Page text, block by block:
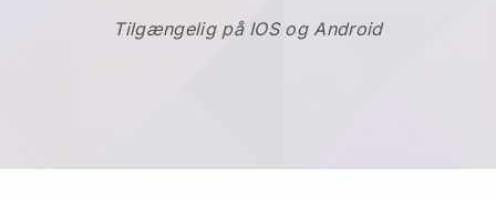
Tilgængelig på IOS og Android